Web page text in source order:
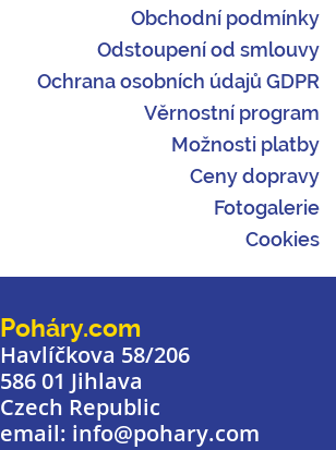
Obchodní podmínky
Odstoupení od smlouvy
Ochrana osobních údajů GDPR
Věrnostní program
Možnosti platby
Ceny dopravy
Fotogalerie
Cookies
Poháry.com
Havlíčkova 58/206
586 01 Jihlava
Czech Republic
email: info@pohary.com